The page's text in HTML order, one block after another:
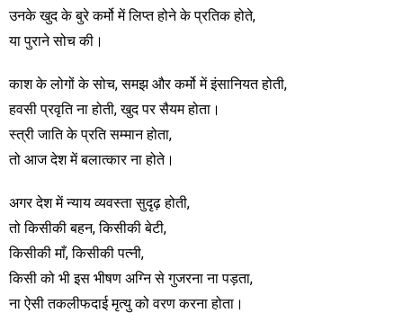
उनके खुद के बुरे कर्मो में लिप्त होने के प्रतिक होते,
या पुराने सोच की।
काश के लोगों के सोच, समझ और कर्मो में इंसानियत होती,
हवसी प्रवृति ना होती, खुद पर सैयम होता।
स्त्री जाति के प्रति सम्मान होता,
तो आज देश में बलात्कार ना होते।
अगर देश में न्याय व्यवस्ता सुदृढ़ होती,
तो किसीकी बहन, किसीकी बेटी,
किसीकी माँ, किसीकी पत्नी,
किसी को भी इस भीषण अग्नि से गुजरना ना पड़ता,
ना ऐसी तकलीफदाई मृत्यु को वरण करना होता।